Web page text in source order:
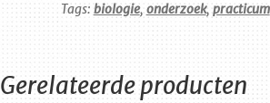
aantal
Tags: biologie, onderzoek,practicum
Gerelateerde producten